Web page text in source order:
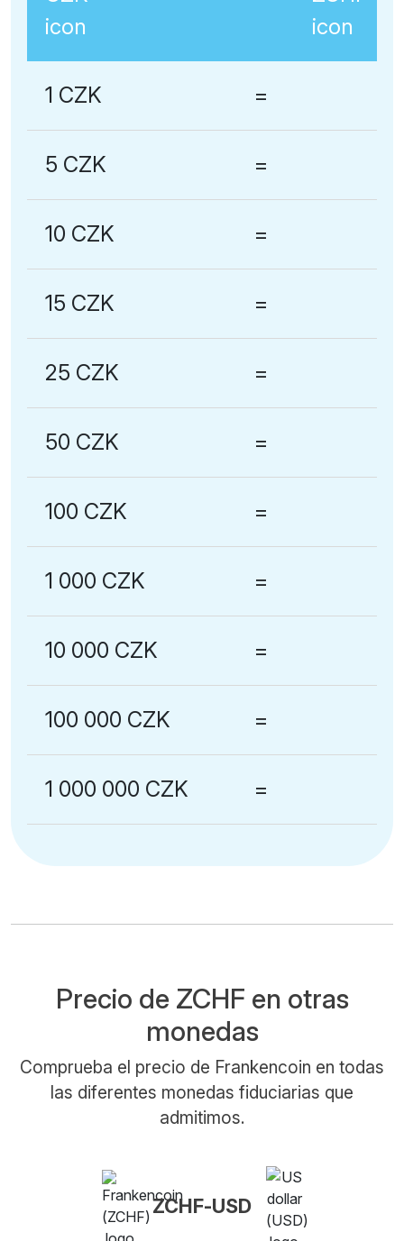
1 CZK =
5 CZK =
10 CZK =
15 CZK =
25 CZK =
50 CZK =
100 CZK =
1 000 CZK =
10 000 CZK =
100 000 CZK =
1 000 000 CZK =
Precio de ZCHF en otras
monedas
Comprueba el precio de Frankencoin en todas
las diferentes monedas fiduciarias que
admitimos.
ZCHF-USD